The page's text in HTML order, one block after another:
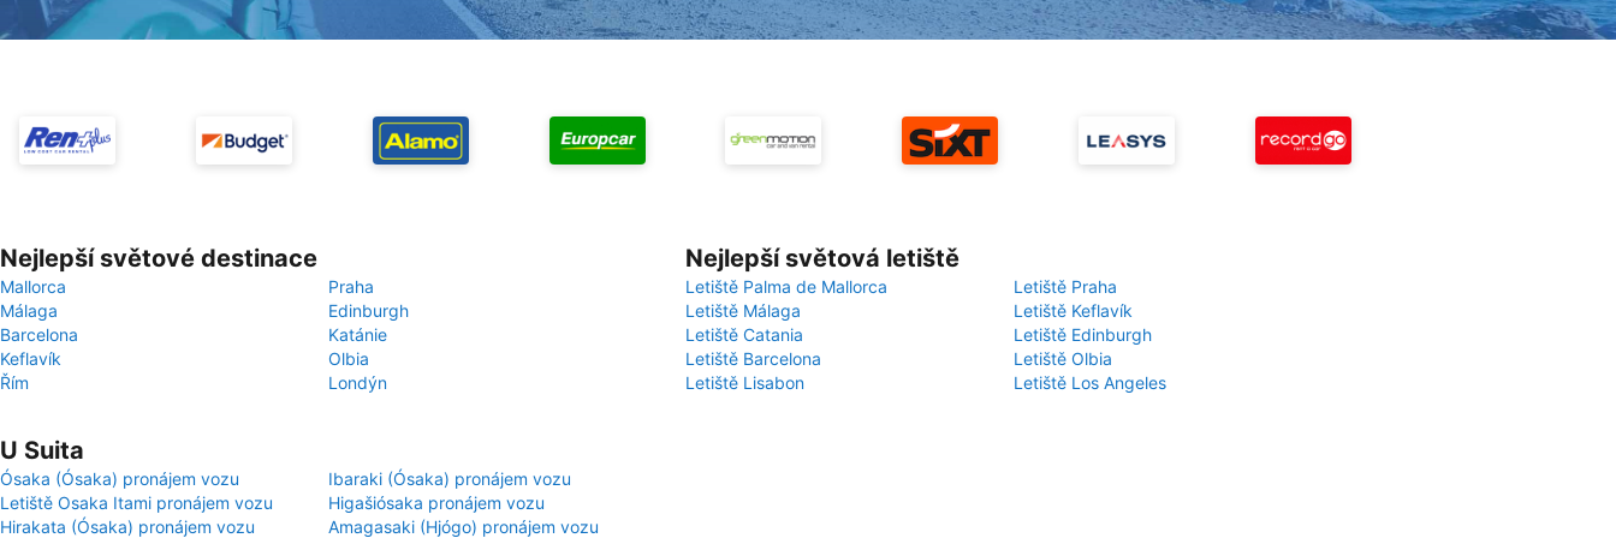
Nejlepší světové destinace
Mallorca
Praha
Málaga
Edinburgh
Barcelona
Katánie
Keflavík
Olbia
Řím
Londýn
Nejlepší světová letiště
Letiště Palma de Mallorca
Letiště Praha
Letiště Málaga
Letiště Keflavík
Letiště Catania
Letiště Edinburgh
Letiště Barcelona
Letiště Olbia
Letiště Lisabon
Letiště Los Angeles
U Suita
Ósaka (Ósaka) pronájem vozu
Ibaraki (Ósaka) pronájem vozu
Letiště Osaka Itami pronájem vozu
Higašiósaka pronájem vozu
Hirakata (Ósaka) pronájem vozu
Amagasaki (Hjógo) pronájem vozu